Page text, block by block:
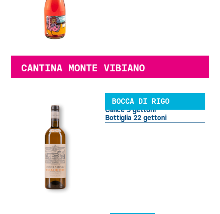
CANTINA MONTE VIBIANO
BOCCA DI RIGO
Calice 5 gettoni
Bottiglia 22 gettoni